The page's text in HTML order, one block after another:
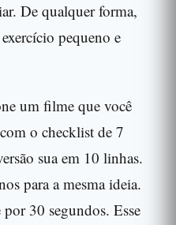
De qualquer forma,
pequeno e
um filme que você
o checklist de 7
sua em 10 linhas.
para a mesma ideia.
30 segundos. Esse